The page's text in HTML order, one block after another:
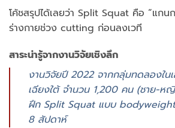
โค้ชสรุปได้เลยว่า Split Squat คือ “แกน
ร่างกายช่วง cutting ก่อนลงเวที
สาระน่ารู้จากงานวิจัยเชิงลึก
งานวิจัยปี 2022 จากกลุ่มทดลองใน
เฉียงใต้ จำนวน 1,200 คน (ชาย-ห
ฝึก Split Squat แบบ
8 สัปดาห์